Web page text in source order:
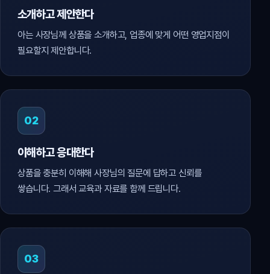
소개하고 제안한다
아는 사장님께 상품을 소개하고, 업종에 맞게 어떤 영업지점이
필요할지 제안합니다.
02
이해하고 응대한다
상품을 충분히 이해해 사장님의 질문에 답하고 신뢰를
쌓습니다. 그래서 교육과 자료를 함께 드립니다.
03